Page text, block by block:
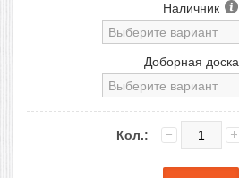
Наличник
Доборная доска
Кол.: